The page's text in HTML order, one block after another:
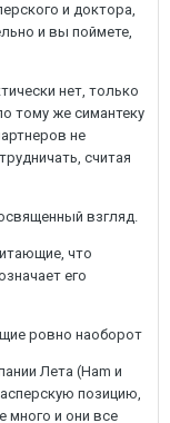
и доктора,
и вы поймете,
нет, только
тому же симантеку
не
считая
взгляд.
что
его
ровно наоборот
Лета (Ham и
позицию,
много и они все